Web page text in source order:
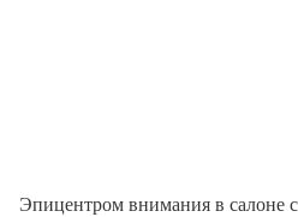
Эпицентром внимания в салоне